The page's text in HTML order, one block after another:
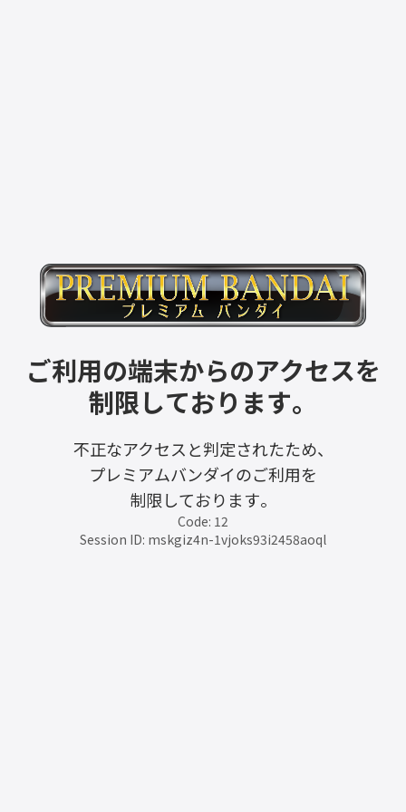
ご利用の端末からのアクセスを
制限しております。
不正なアクセスと判定されたため、
プレミアムバンダイのご利用を
制限しております。
Code: 12
Session ID: mskgiz4n-1vjoks93i2458aoql